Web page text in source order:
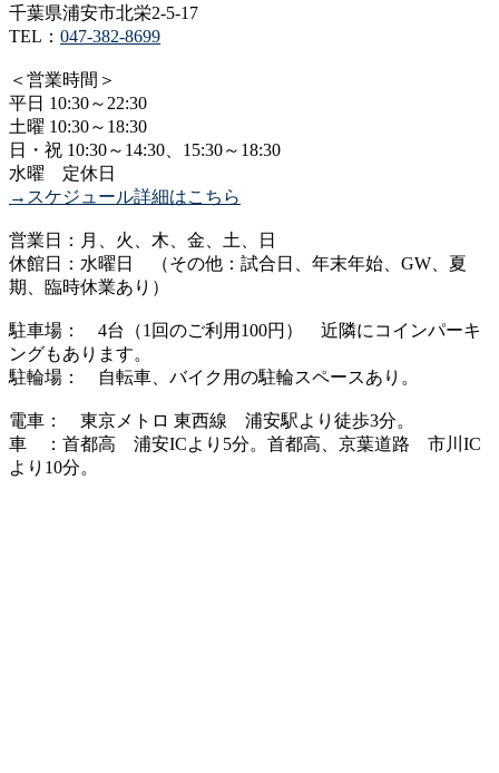
千葉県浦安市北栄2-5-17
TEL： 047-382-8699
＜営業時間＞
平日 10:30～22:30
土曜 10:30～18:30
日・祝 10:30～14:30、15:30～18:30
水曜 定休日
→スケジュール詳細はこちら
営業日：月、火、木、金、土、日
休館日：水曜日 （その他：試合日、年末年始、GW、夏
期、臨時休業あり）
駐車場： 4台（1回のご利用100円） 近隣にコインパーキ
ングもあります。
駐輪場： 自転車、バイク用の駐輪スペースあり。
電車： 東京メトロ 東西線 浦安駅より徒歩3分。
車 ：首都高 浦安ICより5分。首都高、京葉道路 市川IC
より10分。